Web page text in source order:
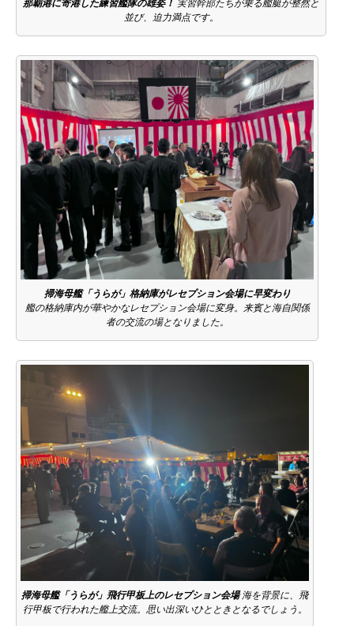
那覇港に寄港した練習艦隊の雄姿！ 実習幹部たちが乗る艦艇が整然と
並び、迫力満点です。
掃海母艦「うらが」格納庫がレセプション会場に早変わり
艦の格納庫内が華やかなレセプション会場に変身。来賓と海自関係
者の交流の場となりました。
掃海母艦「うらが」飛行甲板上のレセプション会場海を背景に、飛
行甲板で行われた艦上交流。思い出深いひとときとなるでしょう。